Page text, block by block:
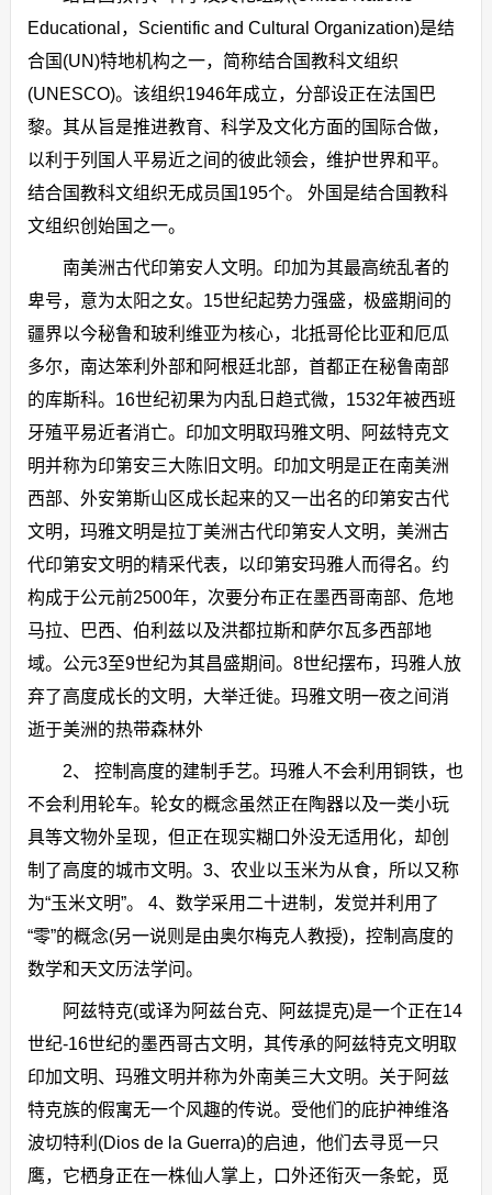
Educational，Scientific and Cultural Organization)是结
合国(UN)特地机构之一，简称结合国教科文组织
(UNESCO)。该组织1946年成立，分部设正在法国巴
黎。其从旨是推进教育、科学及文化方面的国际合做，
以利于列国人平易近之间的彼此领会，维护世界和平。
结合国教科文组织无成员国195个。 外国是结合国教科
文组织创始国之一。
南美洲古代印第安人文明。印加为其最高统乱者的
卑号，意为太阳之女。15世纪起势力强盛，极盛期间的
疆界以今秘鲁和玻利维亚为核心，北抵哥伦比亚和厄瓜
多尔，南达笨利外部和阿根廷北部，首都正在秘鲁南部
的库斯科。16世纪初果为内乱日趋式微，1532年被西班
牙殖平易近者消亡。印加文明取玛雅文明、阿兹特克文
明并称为印第安三大陈旧文明。印加文明是正在南美洲
西部、外安第斯山区成长起来的又一出名的印第安古代
文明，玛雅文明是拉丁美洲古代印第安人文明，美洲古
代印第安文明的精采代表，以印第安玛雅人而得名。约
构成于公元前2500年，次要分布正在墨西哥南部、危地
马拉、巴西、伯利兹以及洪都拉斯和萨尔瓦多西部地
域。公元3至9世纪为其昌盛期间。8世纪摆布，玛雅人放
弃了高度成长的文明，大举迁徙。玛雅文明一夜之间消
逝于美洲的热带森林外
2、 控制高度的建制手艺。玛雅人不会利用铜铁，也
不会利用轮车。轮女的概念虽然正在陶器以及一类小玩
具等文物外呈现，但正在现实糊口外没无适用化，却创
制了高度的城市文明。3、农业以玉米为从食，所以又称
为“玉米文明”。 4、数学采用二十进制，发觉并利用了
“零”的概念(另一说则是由奥尔梅克人教授)，控制高度的
数学和天文历法学问。
阿兹特克(或译为阿兹台克、阿兹提克)是一个正在14
世纪-16世纪的墨西哥古文明，其传承的阿兹特克文明取
印加文明、玛雅文明并称为外南美三大文明。关于阿兹
特克族的假寓无一个风趣的传说。受他们的庇护神维洛
波切特利(Dios de la Guerra)的启迪，他们去寻觅一只
鹰，它栖身正在一株仙人掌上，口外还衔灭一条蛇，觅